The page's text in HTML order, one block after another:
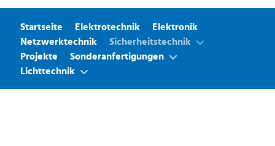
Startseite Elektrotechnik
Elektronik
Netzwerktechnik
Sicherheitstechnik
Projekte
Sonderanfertigungen
Lichttechnik